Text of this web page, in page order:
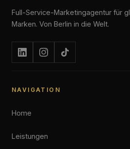
Full-Service-Marketingagentur für
Marken. Von Berlin in die Welt.
NAVIGATION
Home
Leistungen